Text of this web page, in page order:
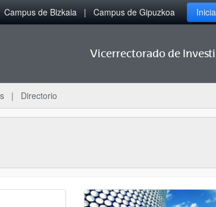
Campus de Bizkaia Campus de Gipuzkoa
Vicerrectorado de
Directorio